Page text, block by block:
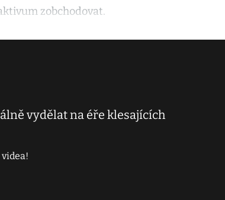
zobchodovat.
vydělat na éře klesajících